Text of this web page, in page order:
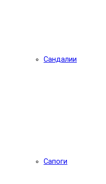
Сандалии
Сапоги